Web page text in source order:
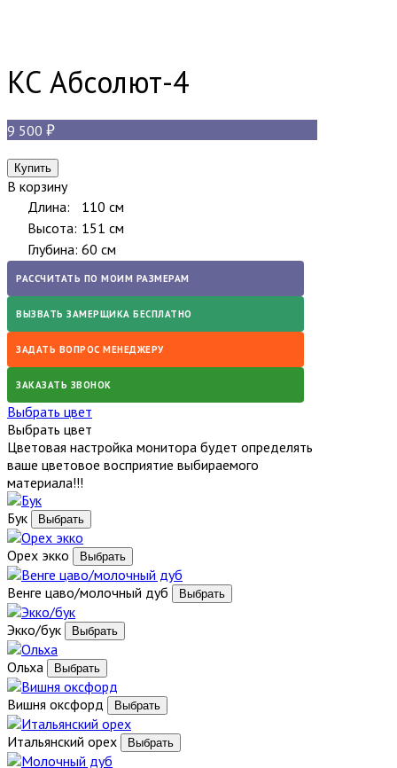
КС Абсолют-4
9 500
В корзину
Длина:
110 см
Высота: 151 см
Глубина: 60 см
РАССЧИТАТЬ ПО МОИМ РАЗМЕРАМ
ВЫЗВАТЬ ЗАМЕРЩИКА БЕСПЛАТНО
ЗАДАТЬ ВОПРОС МЕНЕДЖЕРУ
ЗАКАЗАТЬ ЗВОНОК
Выбрать цвет
Выбрать цвет
Цветовая настройка монитора будет определять
ваше цветовое восприятие выбираемого
материала!!!
Бук
Орех экко
Венге цаво/молочный дуб
Экко/бук
Ольха
Вишня оксфорд
Итальянский орех